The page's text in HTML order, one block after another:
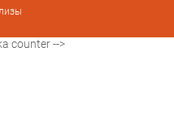
counter -->